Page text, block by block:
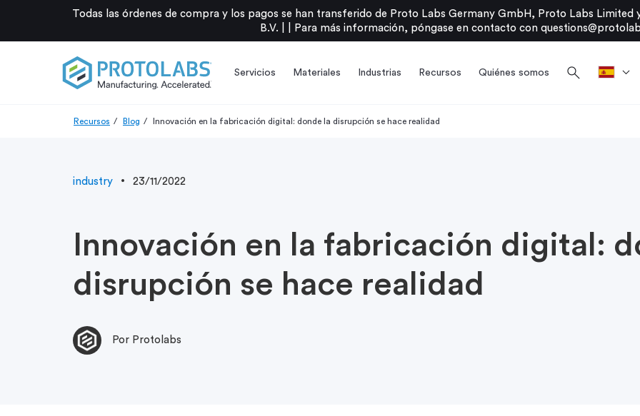
Todas las órdenes de compra y los pagos se han transferido de Proto Labs Germany GmbH, Proto Labs Limited
B.V. |
Para más información, póngase en contacto con
Servicios Materiales Industrias Recursos Quiénes somos search
Recursos Blog Innovación en la fabricación digital: donde la disrupción se hace realidad
industry 23/11/2022
Innovación en la fabricación digital:
disrupción se hace realidad
Por Protolabs